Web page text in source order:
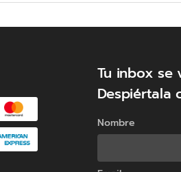
la elección perfecta para
Tu inbox se
Despiértala
Nombre